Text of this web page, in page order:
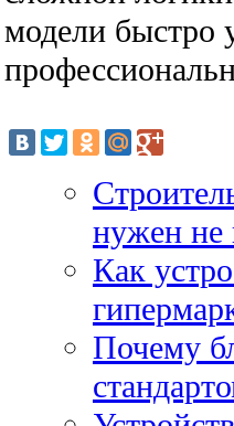
модели быстро
нужен не
Как
Почему